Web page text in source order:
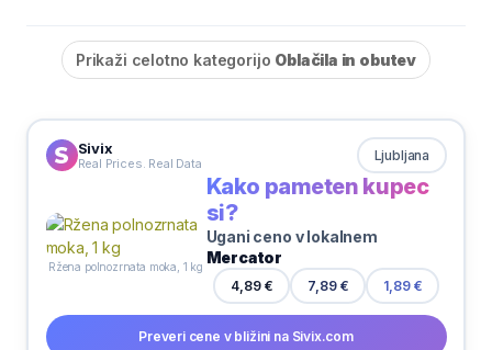
Prikaži celotno kategorijo Oblačila in obutev
Sivix
Real Prices. Real Data Ljubljana
Ržena polnozrnata moka, 1 kg
Kako pameten kupec
si?
Ugani ceno v lokalnem
Mercator
4,89 € 7,89 € 1,89 €
Preveri cene v bližini na Sivix.com